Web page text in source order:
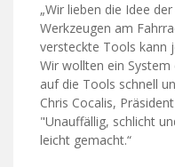
„Wir lieben die Idee
Werkzeugen am
versteckte Tools kann
Wir wollten ein
auf die Tools schnell
Chris Cocalis,
"Unauffällig, schlicht
leicht gemacht.“